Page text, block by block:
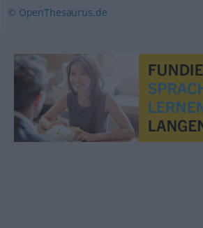
© OpenThesaurus.de